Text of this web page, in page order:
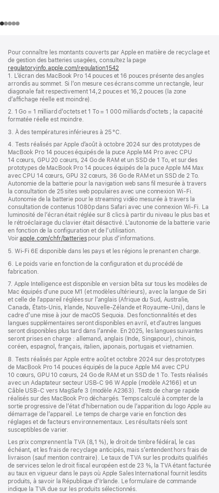
de
page
de
bas
de
page
Pour connaître les montants couverts par Apple en matière de recyclage et
de gestion des batteries usagées, consultez la page
regulatoryinfo.apple.com/regulation1542
dans
une
nouvelle
1. L’écran des MacBook Pro 14 pouces et 16 pouces présente des angles
arrondis au sommet. Si l’on mesure ces écrans comme un rectangle, leur
diagonale fait respectivement 14,2 pouces et 16,2 pouces (la zone
d’affichage réelle est moindre).
2. 1 Go = 1 milliard d’octets et 1 To = 1 000 milliards d’octets ; la capacité
formatée réelle est moindre.
3. À des températures inférieures à 25 °C.
4. Tests réalisés par Apple d’août à octobre 2024 sur des prototypes de
MacBook Pro 14 pouces équipés de la puce Apple M4 Pro avec CPU
14 cœurs, GPU 20 cœurs, 24 Go de RAM et un SSD de 1 To, et sur des
prototypes de MacBook Pro 14 pouces équipés de la puce Apple M4 Max
avec CPU 14 cœurs, GPU 32 cœurs, 36 Go de RAM et un SSD de 2 To.
Autonomie de la batterie pour la navigation web sans fil mesurée à travers
la consultation de 25 sites web populaires avec une connexion Wi-Fi.
Autonomie de la batterie pour le streaming vidéo mesurée à travers la
consultation de contenus 1080p dans Safari avec une connexion Wi-Fi. La
luminosité de l’écran était réglée sur 8 clics à partir du niveau le plus bas et
le rétroéclairage du clavier était désactivé. L’autonomie de la batterie varie
en fonction de la configuration et de l’utilisation.
Voirapple.com/chfr/batteriespour plus d’informations.
5. Wi-Fi 6E disponible dans les pays et les régions le prenant en charge.
6. Le poids varie en fonction de la configuration et du procédé de
fabrication.
7. Apple Intelligence est disponible en version bêta sur tous les modèles de
Mac équipés d’une puce M1 (et modèles ultérieurs), avec la langue de Siri
et celle de l’appareil réglées sur l’anglais (Afrique du Sud, Australie,
Canada, États-Unis, Irlande, Nouvelle-Zélande et Royaume-Uni), dans le
cadre d’une mise à jour de macOS Sequoia. Des fonctionnalités et des
langues supplémentaires seront disponibles en avril, et d’autres langues
seront disponibles plus tard dans l’année. En 2025, les langues suivantes
seront prises en charge : allemand, anglais (Inde, Singapour), chinois,
coréen, espagnol, français, italien, japonais, portugais et vietnamien.
8. Tests réalisés par Apple entre août et octobre 2024 sur des prototypes
de MacBook Pro 14 pouces équipés de la puce Apple M4 avec CPU
10 cœurs, GPU 10 cœurs, 24 Go de RAM et un SSD de 1 To. Tests réalisés
avec un Adaptateur secteur USB-C 96 W Apple (modèle A2166) et un
Câble USB-C vers MagSafe 3 (modèle A2363). Tests de charge rapide
réalisés sur des MacBook Pro déchargés. Temps calculé à compter de la
sortie progressive de l’état d’hibernation ou de l’apparition du logo Apple au
démarrage de l’appareil. Le temps de charge varie en fonction des
réglages et de facteurs environnementaux. Les résultats réels sont
susceptibles de varier.
Les prix comprennent la TVA (8,1 %), le droit de timbre fédéral, le cas
échéant, et les frais de recyclage anticipés, mais s’entendent hors frais de
livraison (sauf mention contraire). Le taux de TVA sur les produits qualifiés
de services selon le droit fiscal européen est de 23 %, la TVA étant facturée
au taux en vigueur dans le pays où Apple Sales International fournit lesdits
produits, à savoir la République d’Irlande. Le formulaire de commande
indique la TVA due sur les produits sélectionnés.